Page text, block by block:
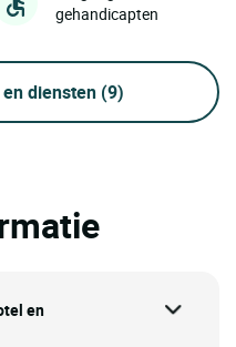
gehandicapten
diensten (9)
en